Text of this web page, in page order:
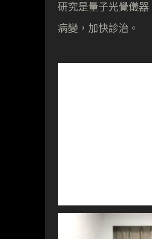
研究是量子光覺儀
病變，加快診治。